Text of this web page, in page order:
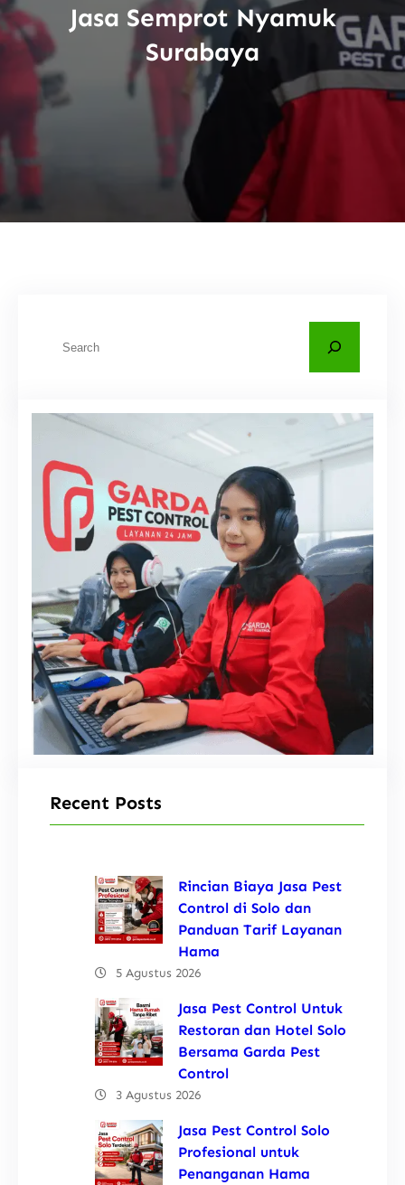
Jasa Semprot Nyamuk
Surabaya
i
Recent Posts
Rincian Biaya Jasa Pest
Control di Solo dan
Panduan Tarif Layanan
Hama
5 Agustus 2026
Jasa Pest Control Untuk
Restoran dan Hotel Solo
Bersama Garda Pest
Control
3 Agustus 2026
Jasa Pest Control Solo
Profesional untuk
Penanganan Hama